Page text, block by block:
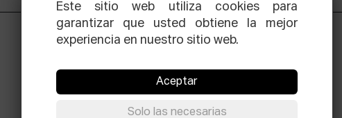
Este sitio web utiliza cookies para
garantizar que usted obtiene la mejor
experiencia en nuestro sitio web.
Aceptar
Solo las necesarias